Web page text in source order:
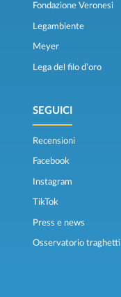
Fondazione Veronesi
Legambiente
Meyer
Lega del filo d’oro
SEGUICI
Recensioni
Facebook
Instagram
TikTok
Press e news
Osservatorio traghetti